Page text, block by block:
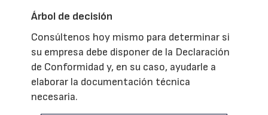
Árbol de decisión
Consúltenos hoy mismo para determinar si
su empresa debe disponer de la Declaración
de Conformidad y, en su caso, ayudarle a
elaborar la documentación técnica
necesaria.